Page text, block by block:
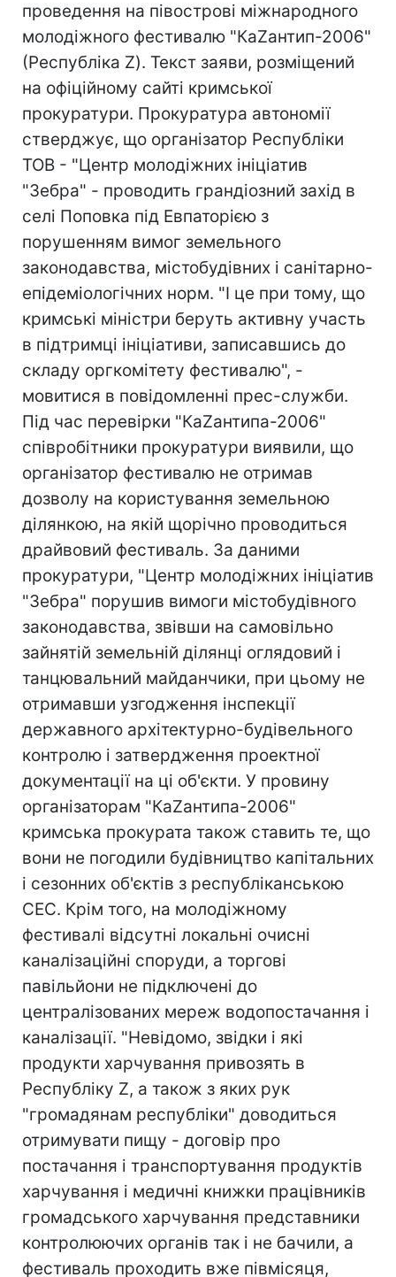
проведення на півострові міжнародного
молодіжного фестивалю "КаZантип-2006"
(Республіка Z). Текст заяви, розміщений
на офіційному сайті кримської
прокуратури. Прокуратура автономії
стверджує, що організатор Республіки
ТОВ - "Центр молодіжних ініціатив
"Зебра" - проводить грандіозний захід в
селі Поповка під Евпаторією з
порушенням вимог земельного
законодавства, містобудівних і санітарно-
епідеміологічних норм. "І це при тому, що
кримські міністри беруть активну участь
в підтримці ініціативи, записавшись до
складу оргкомітету фестивалю", -
мовитися в повідомленні прес-служби.
Під час перевірки "КаZантипа-2006"
співробітники прокуратури виявили, що
організатор фестивалю не отримав
дозволу на користування земельною
ділянкою, на якій щорічно проводиться
драйвовий фестиваль. За даними
прокуратури, "Центр молодіжних ініціатив
"Зебра" порушив вимоги містобудівного
законодавства, звівши на самовільно
зайнятій земельній ділянці оглядовий і
танцювальний майданчики, при цьому не
отримавши узгодження інспекції
державного архітектурно-будівельного
контролю і затвердження проектної
документації на ці об'єкти. У провину
організаторам "КаZантипа-2006"
кримська прокурата також ставить те, що
вони не погодили будівництво капітальних
і сезонних об'єктів з республіканською
СЕС. Крім того, на молодіжному
фестивалі відсутні локальні очисні
каналізаційні споруди, а торгові
павільйони не підключені до
централізованих мереж водопостачання і
каналізації. "Невідомо, звідки і які
продукти харчування привозять в
Республіку Z, а також з яких рук
"громадянам республіки" доводиться
отримувати пищу - договір про
постачання і транспортування продуктів
харчування і медичні книжки працівників
громадського харчування представники
контролюючих органів так і не бачили, а
фестиваль проходить вже півмісяця,